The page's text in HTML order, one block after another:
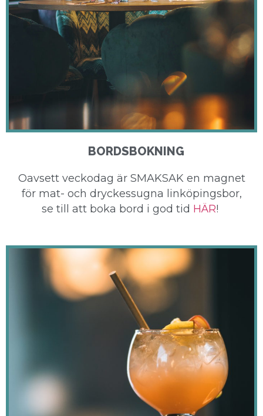
BORDSBOKNING
Oavsett veckodag är SMAKSAK en magnet
för mat- och dryckessugna linköpingsbor,
se till att boka bord i god tid HÄR!